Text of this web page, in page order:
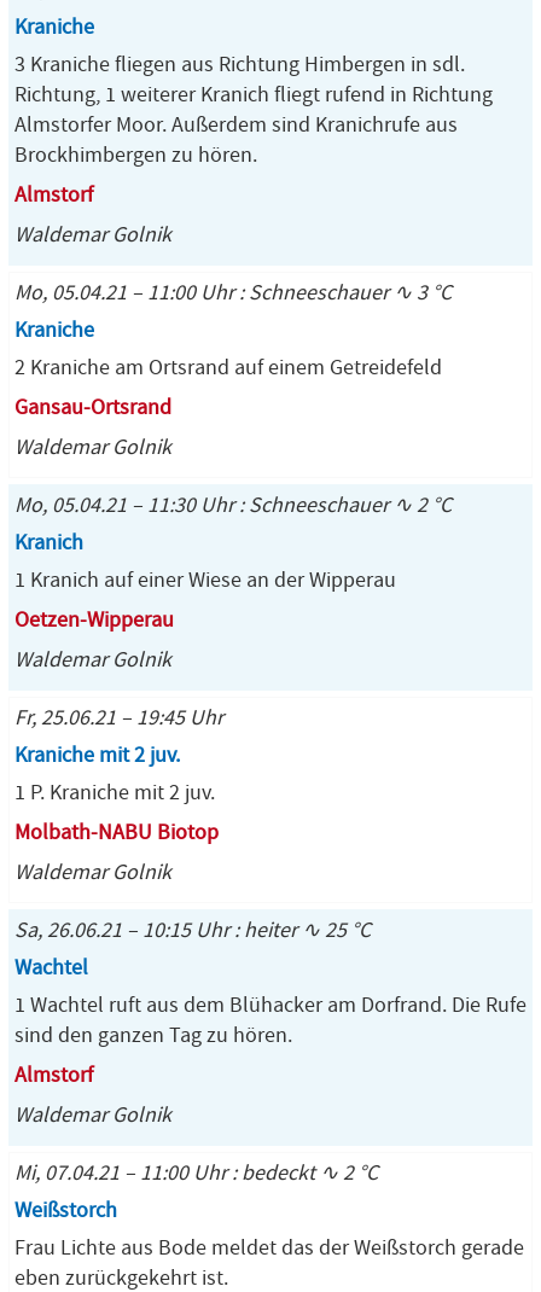
Kraniche
3 Kraniche fliegen aus Richtung Himbergen in sdl.
Richtung, 1 weiterer Kranich fliegt rufend in Richtung
Almstorfer Moor. Außerdem sind Kranichrufe aus
Brockhimbergen zu hören.
Almstorf
Waldemar Golnik
Mo, 05.04.21 – 11:00 Uhr : Schneeschauer ∿ 3 °C
Kraniche
2 Kraniche am Ortsrand auf einem Getreidefeld
Gansau-Ortsrand
Waldemar Golnik
Mo, 05.04.21 – 11:30 Uhr : Schneeschauer ∿ 2 °C
Kranich
1 Kranich auf einer Wiese an der Wipperau
Oetzen-Wipperau
Waldemar Golnik
Fr, 25.06.21 – 19:45 Uhr
Kraniche mit 2 juv.
1 P. Kraniche mit 2 juv.
Molbath-NABU Biotop
Waldemar Golnik
Sa, 26.06.21 – 10:15 Uhr : heiter ∿ 25 °C
Wachtel
1 Wachtel ruft aus dem Blühacker am Dorfrand. Die Rufe
sind den ganzen Tag zu hören.
Almstorf
Waldemar Golnik
Mi, 07.04.21 – 11:00 Uhr : bedeckt ∿ 2 °C
Weißstorch
Frau Lichte aus Bode meldet das der Weißstorch gerade
eben zurückgekehrt ist.